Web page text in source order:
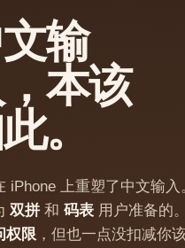
输
本该
。
iPhone 上重塑了中文输入
双拼和 码表用户准备的
权限 ，但也一点没扣减你